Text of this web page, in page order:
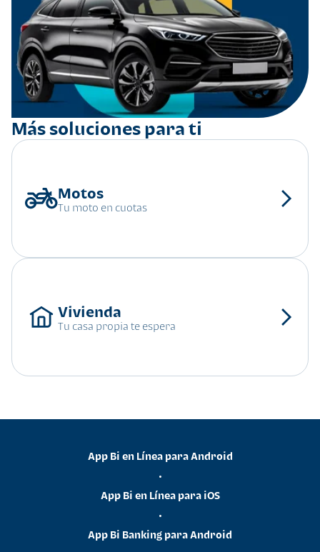
Más soluciones para ti
Tu moto en cuotas
Tu casa propia te espera
App Bi en Línea para Android
•
App Bi en Línea para iOS
•
App Bi Banking para Android